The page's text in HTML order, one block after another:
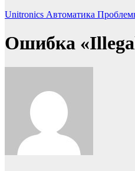
Unitronics Автоматика
Ошибка